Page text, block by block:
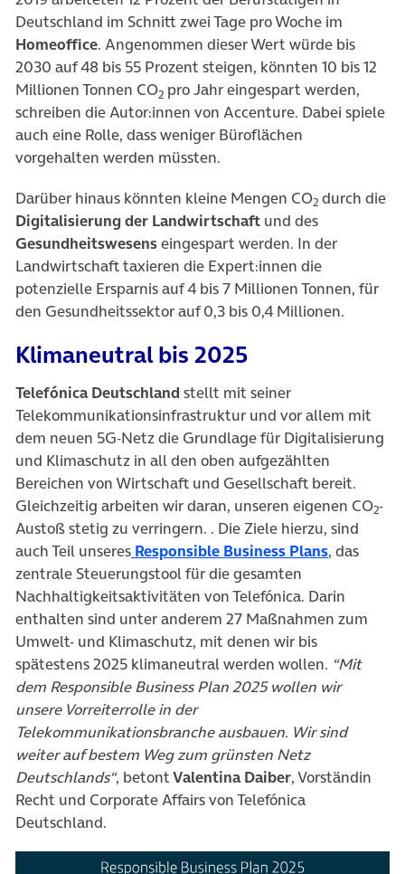
Deutschland im Schnitt zwei Tage pro Woche im
Homeoffice. Angenommen dieser Wert würde bis
2030 auf 48 bis 55 Prozent steigen, könnten 10 bis 12
Millionen Tonnen CO2 pro Jahr eingespart werden,
schreiben die Autor:innen von Accenture. Dabei spiele
auch eine Rolle, dass weniger Büroflächen
vorgehalten werden müssten.
Darüber hinaus könnten kleine Mengen CO2 durch die
Digitalisierung der Landwirtschaft und des
Gesundheitswesenseingespart werden. In der
Landwirtschaft taxieren die Expert:innen die
potenzielle Ersparnis auf 4 bis 7 Millionen Tonnen, für
den Gesundheitssektor auf 0,3 bis 0,4 Millionen.
Klimaneutral bis 2025
Telefónica Deutschland stellt mit seiner
Telekommunikationsinfrastruktur und vor allem mit
dem neuen 5G-Netz die Grundlage für Digitalisierung
und Klimaschutz in all den oben aufgezählten
Bereichen von Wirtschaft und Gesellschaft bereit.
Gleichzeitig arbeiten wir daran, unseren eigenen CO2-
Austoß stetig zu verringern. . Die Ziele hierzu, sind
auch Teil unseres Responsible Business Plans(öffnet in
, das
zentrale Steuerungstool für die gesamten
Nachhaltigkeitsaktivitäten von Telefónica. Darin
enthalten sind unter anderem 27 Maßnahmen zum
Umwelt- und Klimaschutz, mit denen wir bis
spätestens 2025 klimaneutral werden wollen. “Mit
dem Responsible Business Plan 2025 wollen wir
unsere Vorreiterrolle in der
Telekommunikationsbranche ausbauen. Wir sind
weiter auf bestem Weg zum grünsten Netz
Deutschlands“, betontValentina Daiber, Vorständin
Recht und Corporate Affairs von Telefónica
Deutschland.